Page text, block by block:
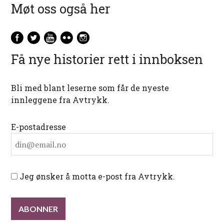
Møt oss også her
Få nye historier rett i innboksen
Bli med blant leserne som får de nyeste
innleggene fra Avtrykk.
E-postadresse
Jeg ønsker å motta e-post fra Avtrykk.